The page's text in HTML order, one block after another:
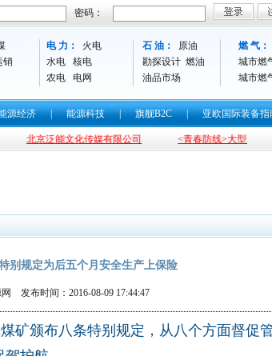
密码：
销
电 力：
火电
水电
核电
农电
电网
石 油：
原油
勘探设计 燃油
油品市场
燃 气：
城市燃
城市燃
源经济 | 能源科技 | 旗舰B2C | 亚欧国际装备指
北京泛能文化传媒有限公司 <青春防线>大型预防青少
别规定为后五个月安全生产上保险
发布时间：2016-08-09 17:44:47
矿颁布八条特别规定，从八个方面督促